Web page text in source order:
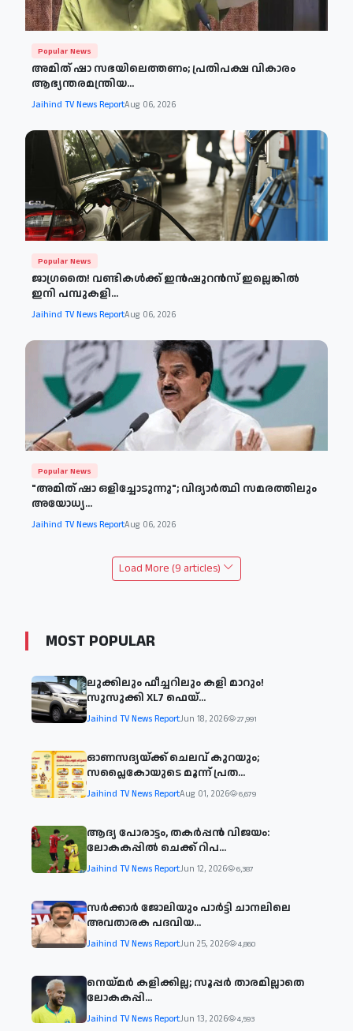
Popular News
അമിത് ഷാ സഭയിലെത്തണം; പ്രതിപക്ഷ വികാരം
ആഭ്യന്തരമന്ത്രിയ...
Jaihind TV News ReportAug 06, 2026
Popular News
ജാഗ്രതൈ! വണ്ടികള്‍ക്ക് ഇൻഷുറൻസ് ഇല്ലെങ്കിൽ
ഇനി പമ്പുകളി...
Jaihind TV News ReportAug 06, 2026
Popular News
"അമിത് ഷാ ഒളിച്ചോടുന്നു"; വിദ്യാർത്ഥി സമരത്തിലും
അയോധ്യ...
Jaihind TV News ReportAug 06, 2026
Load More (9 articles)
MOST POPULAR
ലുക്കിലും ഫീച്ചറിലും കളി മാറും!
സുസുക്കി XL7 ഫെയ്‌...
Jaihind TV News ReportJun 18, 2026 27,991
ഓണസദ്യയ്ക്ക് ചെലവ് കുറയും;
സപ്ലൈകോയുടെ മൂന്ന് പ്രത...
Jaihind TV News ReportAug 01, 2026 6,679
ആദ്യ പോരാട്ടം, തകർപ്പൻ വിജയം:
ലോകകപ്പിൽ ചെക്ക് റിപ...
Jaihind TV News ReportJun 12, 2026 6,387
സര്‍ക്കാര്‍ ജോലിയും പാര്‍ട്ടി ചാനലിലെ
അവതാരക പദവിയ...
Jaihind TV News ReportJun 25, 2026 4,860
നെയ്മര്‍ കളിക്കില്ല; സൂപ്പര്‍ താരമില്ലാതെ
ലോകകപ്പി...
Jaihind TV News ReportJun 13, 2026 4,593